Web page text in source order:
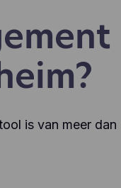
is van meer dan